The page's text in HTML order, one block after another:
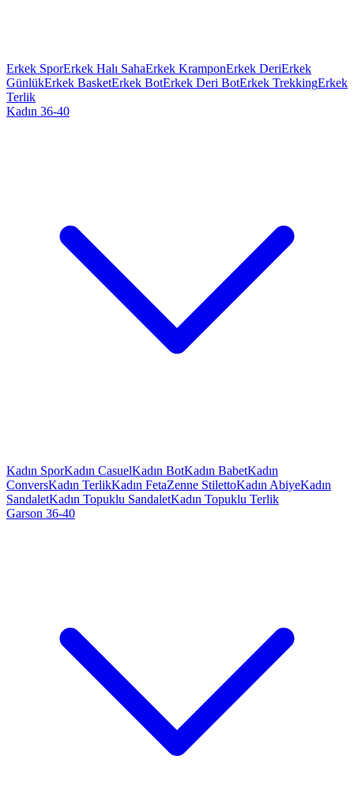
Erkek SporErkek Halı SahaErkek KramponErkek DeriErkek
GünlükErkek BasketErkek BotErkek Deri BotErkek TrekkingErkek
Terlik
Kadın 36-40
Kadın SporKadın CasuelKadın BotKadın BabetKadın
ConversKadın TerlikKadın FetaZenne StilettoKadın AbiyeKadın
SandaletKadın Topuklu SandaletKadın Topuklu Terlik
Garson 36-40